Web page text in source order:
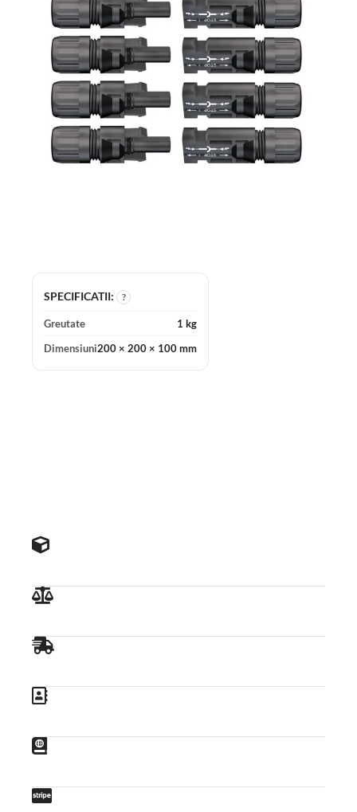
SPECIFICATII: ?
Greutate
1 kg
Dimensiuni200 × 200 × 100 mm